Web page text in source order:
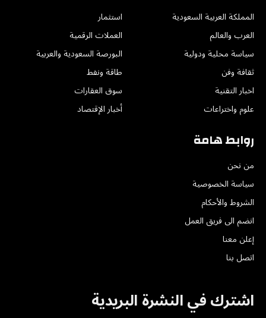
المملكة العربية السعودية
العرب والعالم
سياسة محلية ودولية
ثقافة وفن
اخبار التقنية
علوم واختراعات
استثمار
العملات الرقمية
البورصة السعودية والعربية
طاقة ونفط
سوق العقارات
أخبار الإقتصاد
روابط هامة
من نحن
سياسة الخصوصية
الشروط والأحكام
انضم الى فريق العمل
إعلن معنا
اتصل بنا
اشترك في النشرة البريدية